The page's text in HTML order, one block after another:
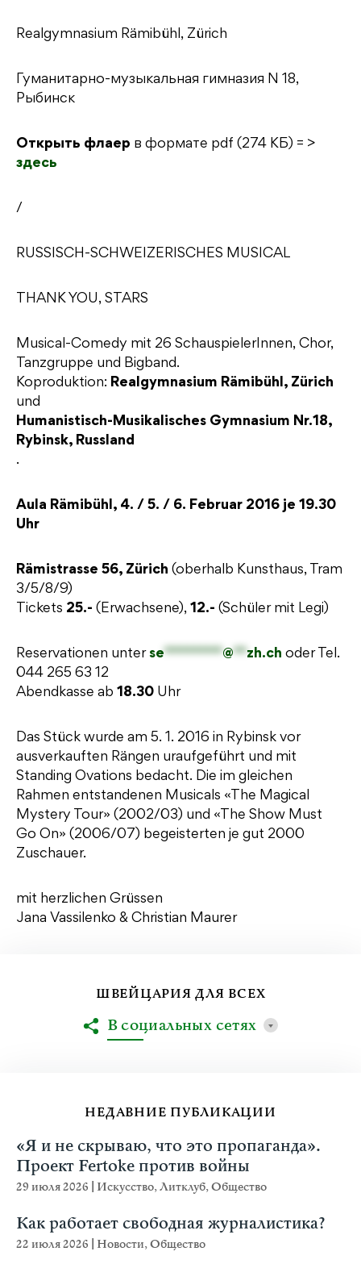
Realgymnasium Rämibühl, Zürich
Гуманитарно-музыкальная гимназия N 18,
Рыбинск
Открыть флаер в формате pdf (274 КБ) = >
здесь
/
RUSSISCH-SCHWEIZERISCHES MUSICAL
THANK YOU, STARS
Musical-Comedy mit 26 SchauspielerInnen, Chor,
Tanzgruppe und Bigband.
Koproduktion: Realgymnasium Rämibühl, Zürich
und
Humanistisch-Musikalisches Gymnasium Nr.18,
Rybinsk, Russland
.
Aula Rämibühl, 4. / 5. / 6. Februar 2016 je 19.30
Uhr
Rämistrasse 56, Zürich (oberhalb Kunsthaus, Tram
3/5/8/9)
Tickets 25.- (Erwachsene), 12.- (Schüler mit Legi)
Reservationen unterse*********@**zh.ch oder Tel.
044 265 63 12
Abendkasse ab 18.30 Uhr
Das Stück wurde am 5. 1. 2016 in Rybinsk vor
ausverkauften Rängen uraufgeführt und mit
Standing Ovations bedacht. Die im gleichen
Rahmen entstandenen Musicals «The Magical
Mystery Tour» (2002/03) und «The Show Must
Go On» (2006/07) begeisterten je gut 2000
Zuschauer.
mit herzlichen Grüssen
Jana Vassilenko & Christian Maurer
НЕДАВНИЕ ПУБЛИКАЦИИ
«Я и не скрываю, что это пропаганда».
Проект Fertoke против войны
29 июля 2026 Искусство,Литклуб,Общество
Как работает свободная журналистика?
22 июля 2026 Новости,Общество
ШВЕЙЦАРИЯ ДЛЯ ВСЕХ
В социальных сетях